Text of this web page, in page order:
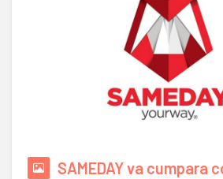
SAMEDAY va cumpara